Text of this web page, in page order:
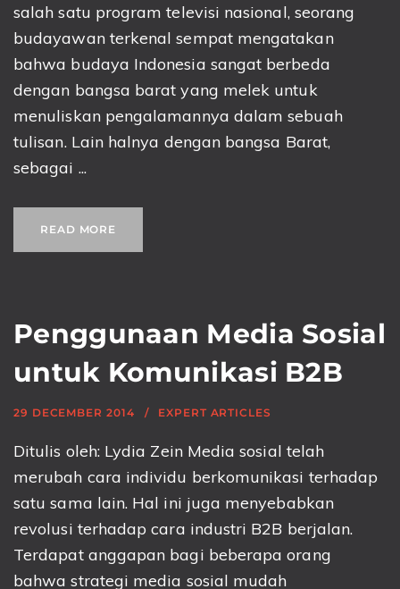
salah satu program televisi nasional, seorang
budayawan terkenal sempat mengatakan
bahwa budaya Indonesia sangat berbeda
dengan bangsa barat yang melek untuk
menuliskan pengalamannya dalam sebuah
tulisan. Lain halnya dengan bangsa Barat,
sebagai ...
READ MORE
Penggunaan Media Sosial
untuk Komunikasi B2B
29 DECEMBER 2014 EXPERT ARTICLES
Ditulis oleh: Lydia Zein Media sosial telah
merubah cara individu berkomunikasi terhadap
satu sama lain. Hal ini juga menyebabkan
revolusi terhadap cara industri B2B berjalan.
Terdapat anggapan bagi beberapa orang
bahwa strategi media sosial mudah